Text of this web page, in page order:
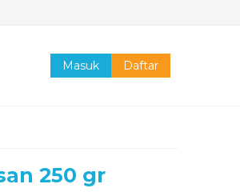
Masuk Daftar
250 gr